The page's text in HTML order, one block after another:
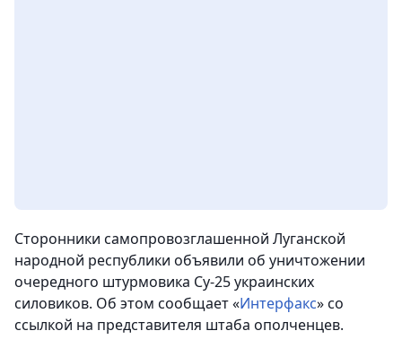
Сторонники самопровозглашенной Луганской
народной республики объявили об уничтожении
очередного штурмовика Су-25 украинских
силовиков. Об этом сообщает «Интерфакс» со
ссылкой на представителя штаба ополченцев.